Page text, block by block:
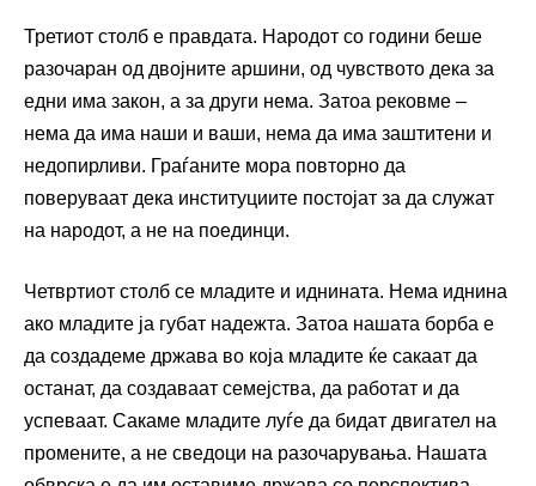
Третиот столб е правдата. Народот со години беше
разочаран од двојните аршини, од чувството дека за
едни има закон, а за други нема. Затоа рековме –
нема да има наши и ваши, нема да има заштитени и
недопирливи. Граѓаните мора повторно да
поверуваат дека институциите постојат за да служат
на народот, а не на поединци.
Четвртиот столб се младите и иднината. Нема иднина
ако младите ја губат надежта. Затоа нашата борба е
да создадеме држава во која младите ќе сакаат да
останат, да создаваат семејства, да работат и да
успеваат. Сакаме младите луѓе да бидат двигател на
промените, а не сведоци на разочарувања. Нашата